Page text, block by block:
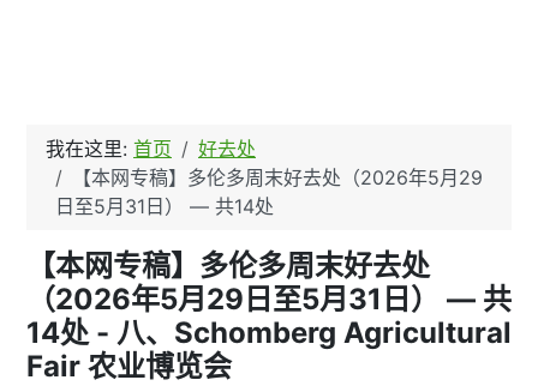
我在这里: 首页
好去处
【本网专稿】多伦多周末好去处（2026年5月29
日至5月31日） — 共14处
【本网专稿】多伦多周末好去处
（2026年5月29日至5月31日） — 共
14处 - 八、Schomberg Agricultural
Fair 农业博览会